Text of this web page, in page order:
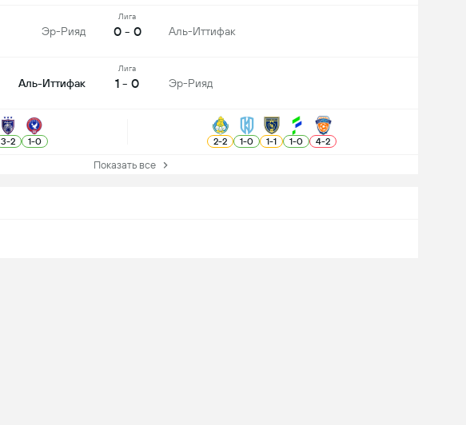
Эр-Рияд
Лига
0 - 0 Аль-Иттифак
Аль-Иттифак
Лига
1 - 0 Эр-Рияд
3-2 1-0 2-2 1-0 1-1 1-0 4-2
Показать все